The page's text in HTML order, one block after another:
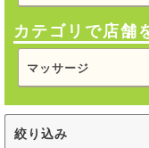
カテゴリで店舗
マッサージ
絞り込み